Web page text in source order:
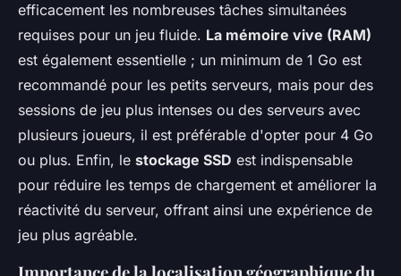
efficacement les nombreuses tâches simultanées
requises pour un jeu fluide. La mémoire vive (RAM)
est également essentielle ; un minimum de 1 Go est
recommandé pour les petits serveurs, mais pour des
sessions de jeu plus intenses ou des serveurs avec
plusieurs joueurs, il est préférable d'opter pour 4 Go
ou plus. Enfin, le stockage SSD est indispensable
pour réduire les temps de chargement et améliorer la
réactivité du serveur, offrant ainsi une expérience de
jeu plus agréable.